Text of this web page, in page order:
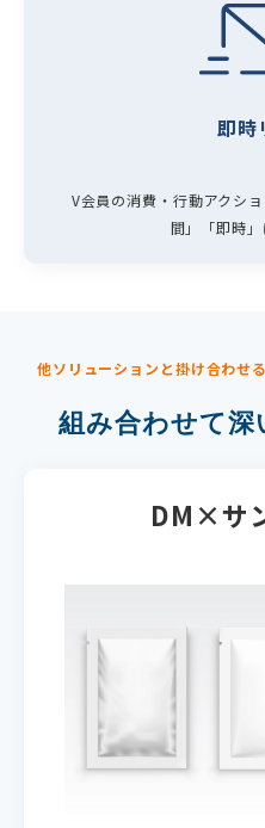
即時
V会員の消費・行動アクシ
間」「即時
他ソリューションと掛け合わせ
組み合わせて深
DM×サ